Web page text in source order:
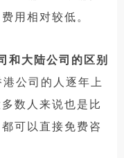
用相对较低。
和大陆公司的区别
公司的人逐年上
数人来说也是比
可以直接免费咨